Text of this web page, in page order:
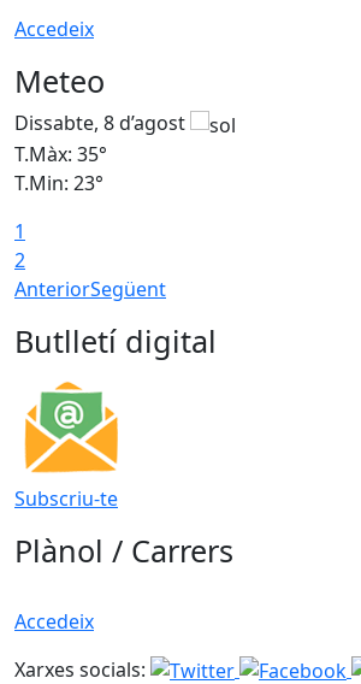
Accedeix
Meteo
Dissabte, 8 d’agost
T.Màx: 35°
T.Min: 23°
1
2
AnteriorSegüent
Butlletí digital
Subscriu-te
Plànol / Carrers
Accedeix
Xarxes socials: